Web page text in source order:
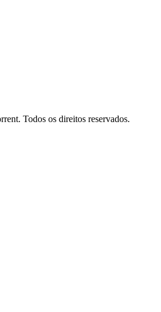
Todos os direitos reservados.